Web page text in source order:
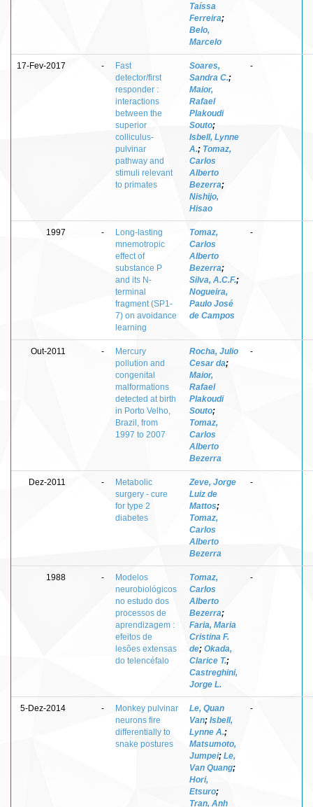
Taíssa
Ferreira;
Belo,
Marcelo
17-Fev-2017 -
Fast
detector/first
responder :
interactions
between the
superior
colliculus-
pulvinar
pathway and
stimuli relevant
to primates
Soares,
Sandra C.;
Maior,
Rafael
Plakoudi
Souto;
Isbell, Lynne
A.; Tomaz,
Carlos
Alberto
Bezerra;
Nishijo,
Hisao
-
1997 -
Long-lasting
mnemotropic
effect of
substance P
and its N-
terminal
fragment (SP1-
7) on avoidance
learning
Tomaz,
Carlos
Alberto
Bezerra;
Silva, A.C.F.;
Nogueira,
Paulo José
de Campos
-
Out-2011 -
Mercury
pollution and
congenital
malformations
detected at birth
in Porto Velho,
Brazil, from
1997 to 2007
Rocha, Julio
Cesar da;
Maior,
Rafael
Plakoudi
Souto;
Tomaz,
Carlos
Alberto
Bezerra
-
Dez-2011 -
Metabolic
surgery - cure
for type 2
diabetes
Zeve, Jorge
Luiz de
Mattos;
Tomaz,
Carlos
Alberto
Bezerra
-
1988 -
Modelos
neurobiológicos
no estudo dos
processos de
aprendizagem :
efeitos de
lesões extensas
do telencéfalo
Tomaz,
Carlos
Alberto
Bezerra;
Faria, Maria
Cristina F.
de; Okada,
Clarice T.;
Castreghini,
Jorge L.
-
5-Dez-2014 -
Monkey pulvinar
neurons fire
differentially to
snake postures
Le, Quan
Van; Isbell,
Lynne A.;
Matsumoto,
Jumpei; Le,
Van Quang;
Hori,
Etsuro;
Tran, Anh
-